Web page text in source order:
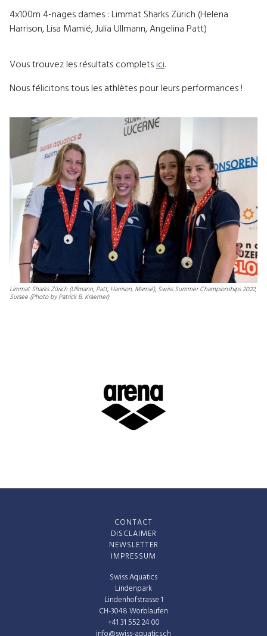
4x100m 4-nages dames : Limmat Sharks Zürich (Helena
Harrison, Lisa Mamié, Julia Ullmann, Angelina Patt)
Vous trouvez les résultats completsici.
Nous félicitons tous les athlètes pour leurs performances !
Limmat Sharks Zürich (Ullmann, Patt, Harrison, Mamié), Swiss Summer Championships 2022,
Sursee (Photo by Patrick B. Kraemer)
Swiss Aquatics
Lindenpark
Lindenhofstrasse 1
CH-3048 Worblaufen
+41 31 552 24 00
CONTACT
DISCLAIMER
NEWSLETTER
IMPRESSUM